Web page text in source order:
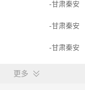
-甘肃秦安
-甘肃秦安
-甘肃秦安
更多